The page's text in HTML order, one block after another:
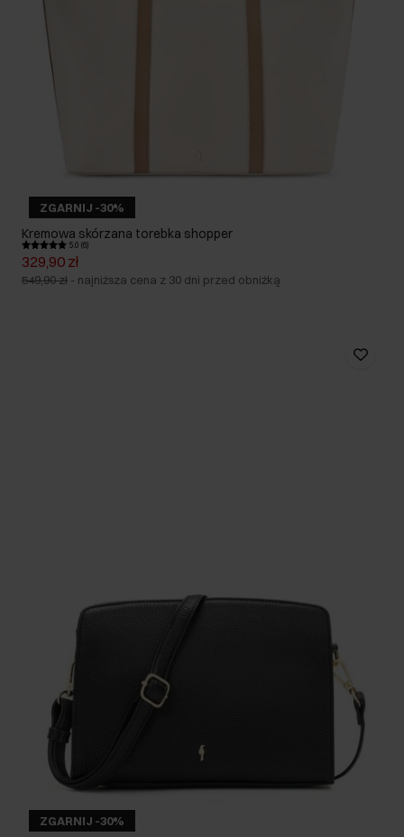
ZGARNIJ -30%
Kremowa skórzana torebka shopper
5.0 (6)
329,90 zł
549,90 zł - najniższa cena z 30 dni przed obniżką
ZGARNIJ -30%